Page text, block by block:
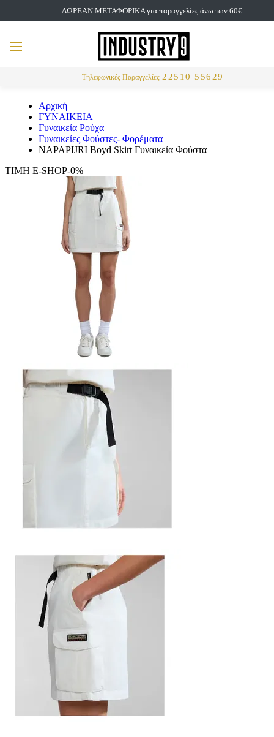
ΔΩΡΕΑΝ ΜΕΤΑΦΟΡΙΚΑ για παραγγελίες άνω των 60€.
Τηλεφωνικές Παραγγελίες 22510 55629
MENU
Αρχική
ΓΥΝΑΙΚΕΙΑ
Γυναικεία Ρούχα
Γυναικείες Φούστες- Φορέματα
NAPAPIJRI Boyd Skirt Γυναικεία Φούστα
ΤΙΜΗ E-SHOP-0%